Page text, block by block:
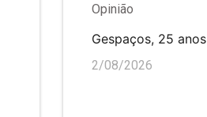
Opinião
Gespaços, 25 anos
2/08/2026